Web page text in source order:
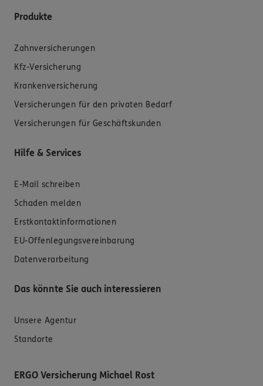
Produkte
Zahnversicherungen
Kfz-Versicherung
Krankenversicherung
Versicherungen für den privaten Bedarf
Versicherungen für Geschäftskunden
Hilfe & Services
E-Mail schreiben
Schaden melden
Erstkontaktinformationen
EU-Offenlegungsvereinbarung
Datenverarbeitung
Das könnte Sie auch interessieren
Unsere Agentur
Standorte
ERGO Versicherung Michael Rost